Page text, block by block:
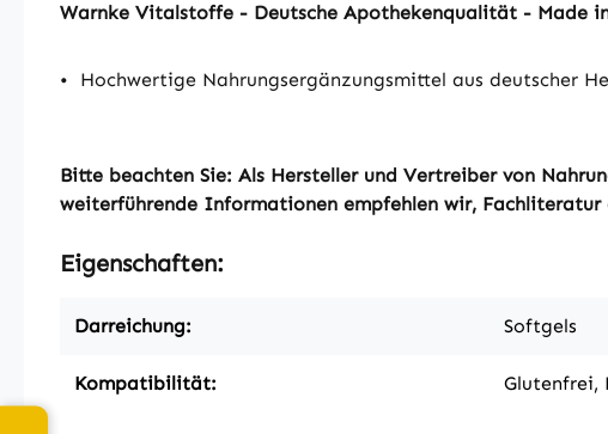
Warnke Vitalstoffe - Deutsche Apothekenqualität - Made
• Hochwertige Nahrungsergänzungsmittel aus deutscher
Bitte beachten Sie: Als Hersteller und Vertreiber von
weiterführende Informationen empfehlen wir,
Eigenschaften:
Darreichung: Softgels
Kompatibilität: Glutenfrei,